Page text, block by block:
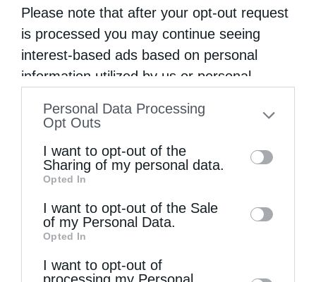
Please note that after your opt-out request
is processed you may continue seeing
interest-based ads based on personal
information utilized by us or personal
to your opt-out. You may separately opt-out
information by third parties on the IAB’s list
of downstream participants. This
information may also be disclosed by us to
third parties on theIAB’s List of
Downstream Participants
disclose it to other third parties.
Personal Data Processing
Opt Outs
I want to opt-out of the
Sharing of my personal data.
Opted In
I want to opt-out of the Sale
of my Personal Data.
Opted In
I want to opt-out of
processing my Personal
και …